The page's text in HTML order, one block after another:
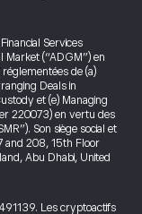
Services
Market (“ADGM”) en
de (a)
Deals in
et (e) Managing
220073) en vertu des
Son siège social et
and 208, 15th Floor
Abu Dhabi, United
Les cryptoactifs